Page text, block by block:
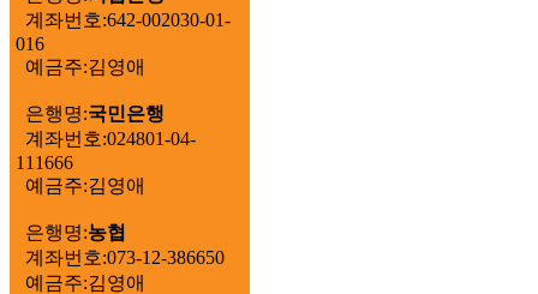
계좌번호:642-002030-01-
016
예금주:김영애
은행명:국민은행
계좌번호:024801-04-
111666
예금주:김영애
은행명:농협
계좌번호:073-12-386650
예금주:김영애